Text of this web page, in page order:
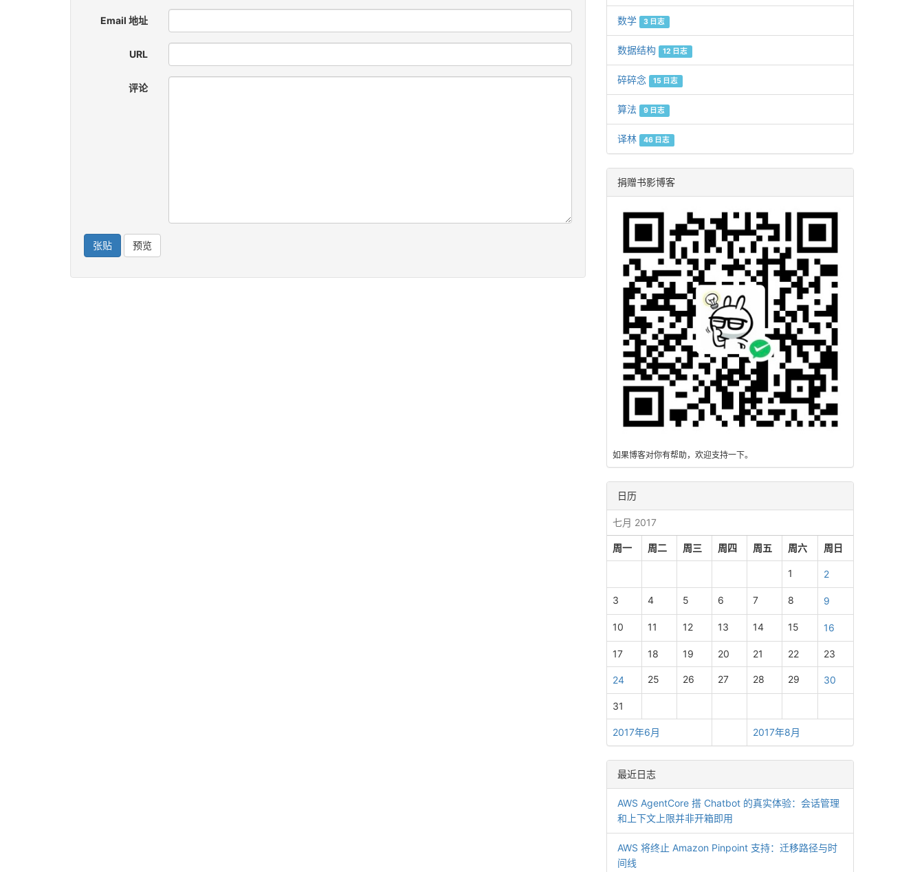
Email 地址
URL
评论
数学 3 日志
数据结构 12 日志
碎碎念 15 日志
算法 9 日志
译林 46 日志
捐赠书影博客
如果博客对你有帮助，欢迎支持一下。
日历
七月 2017
周一 周二 周三 周四 周五 周六 周日
2017年6月 2017年8月
1 2
3 4 5 6 7 8 9
10 11 12 13 14 15 16
17 18 19 20 21 22 23
24 25 26 27 28 29 30
31
最近日志
AWS AgentCore 搭 Chatbot 的真实体验：会话管理
和上下文上限并非开箱即用
AWS 将终止 Amazon Pinpoint 支持：迁移路径与时
间线